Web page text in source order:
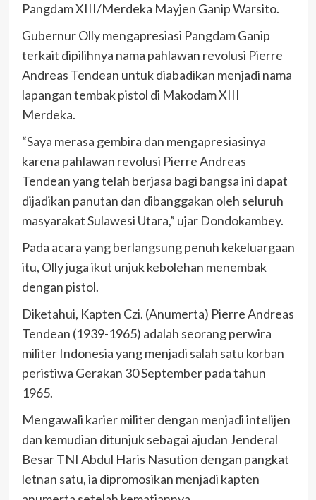
Pangdam XIII/Merdeka Mayjen Ganip Warsito.
Gubernur Olly mengapresiasi Pangdam Ganip
terkait dipilihnya nama pahlawan revolusi Pierre
Andreas Tendean untuk diabadikan menjadi nama
lapangan tembak pistol di Makodam XIII
Merdeka.
“Saya merasa gembira dan mengapresiasinya
karena pahlawan revolusi Pierre Andreas
Tendean yang telah berjasa bagi bangsa ini dapat
dijadikan panutan dan dibanggakan oleh seluruh
masyarakat Sulawesi Utara,” ujar Dondokambey.
Pada acara yang berlangsung penuh kekeluargaan
itu, Olly juga ikut unjuk kebolehan menembak
dengan pistol.
Diketahui, Kapten Czi. (Anumerta) Pierre Andreas
Tendean (1939-1965) adalah seorang perwira
militer Indonesia yang menjadi salah satu korban
peristiwa Gerakan 30 September pada tahun
1965.
Mengawali karier militer dengan menjadi intelijen
dan kemudian ditunjuk sebagai ajudan Jenderal
Besar TNI Abdul Haris Nasution dengan pangkat
letnan satu, ia dipromosikan menjadi kapten